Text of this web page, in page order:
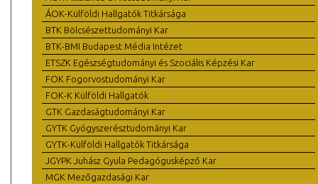
ÁOK-Külföldi Hallgatók Titkársága
BTK Bölcsészettudományi Kar
BTK-BMI Budapest Média Intézet
ETSZK Egészségtudományi és Szociális Képzési Kar
FOK Fogorvostudományi Kar
FOK-K Külföldi Hallgatók
GTK Gazdaságtudományi Kar
GYTK Gyógyszerésztudományi Kar
GYTK-Külföldi Hallgatók Titkársága
JGYPK Juhász Gyula Pedagógusképző Kar
MGK Mezőgazdasági Kar